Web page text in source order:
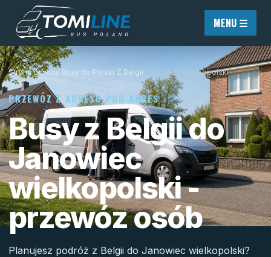
Przejdź do treści
MENU ☰
Strona główna Busy do Polski Z Belgii/Janowiec Wielkopolski
PRZEWÓZ Z ADRESU POD ADRES
Busy z Belgii do
Janowiec
wielkopolski -
przewóz osób
Planujesz podróż z Belgii do Janowiec wielkopolski?